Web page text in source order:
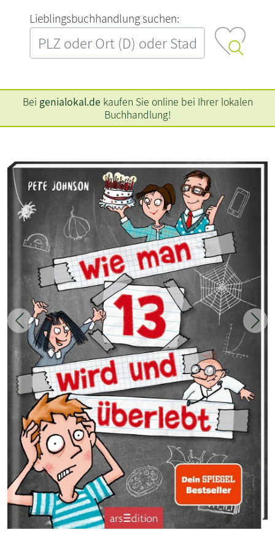
L‍i‍e‍b‍l‍i‍n‍g‍s‍b‍u‍c‍h‍h‍a‍n‍d‍l‍u‍n‍g‍ ‍s‍u‍c‍h‍e‍n‍:‍
Bei genialokal.de kaufen Sie online bei Ihrer lokalen
Buchhandlung!
Zurück